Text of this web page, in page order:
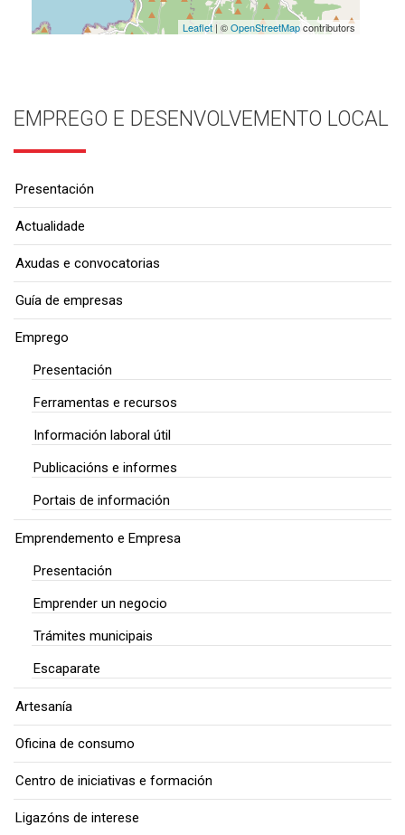
Leaflet| ©OpenStreetMapcontributors
EMPREGO E DESENVOLVEMENTO LOCAL
Presentación
Actualidade
Axudas e convocatorias
Guía de empresas
Emprego
Presentación
Ferramentas e recursos
Información laboral útil
Publicacións e informes
Portais de información
Emprendemento e Empresa
Presentación
Emprender un negocio
Trámites municipais
Escaparate
Artesanía
Oficina de consumo
Centro de iniciativas e formación
Ligazóns de interese